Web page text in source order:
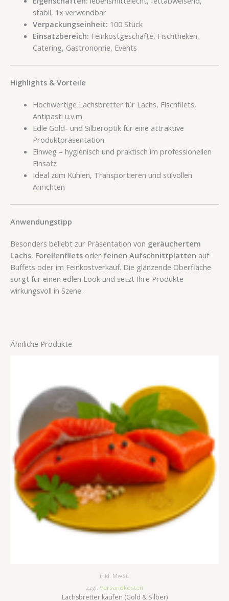
stabil, 1x verwendbar
Verpackungseinheit: 100 Stück
Einsatzbereich: Feinkostgeschäfte, Fischtheken,
Catering, Gastronomie, Events
Highlights & Vorteile
Hochwertige Lachsbretter für Lachs, Fischfilets,
Antipasti u.v.m.
Edle Gold- und Silberoptik für eine attraktive
Produktpräsentation
Einweg – hygienisch und praktisch im professionellen
Einsatz
Ideal zum Kühlen, Transportieren und stilvollen
Anrichten
Anwendungstipp
Besonders beliebt zur Präsentation von geräuchertem
Lachs, Forellenfilets oder feinen Aufschnittplatten auf
Buffets oder im Feinkostverkauf. Die glänzende Oberfläche
sorgt für einen edlen Look und setzt Ihre Produkte
wirkungsvoll in Szene.
Ähnliche Produkte
inkl. MwSt.
zzgl. Versandkosten
Lachsbretter kaufen (Gold & Silber)